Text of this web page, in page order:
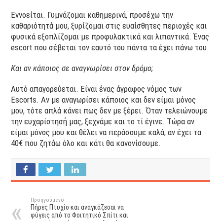
Εννοείται. Γυμνάζομαι καθημερινά, προσέχω την
καθαριότητά μου, ξυρίζομαι στις ευαίσθητες περιοχές και
φυσικά εξοπλίζομαι με προφυλακτικά και λιπαντικά. Ένας
escort που σέβεται τον εαυτό του πάντα τα έχει πάνω του.
Και αν κάποιος σε αναγνωρίσει στον δρόμο;
Αυτό απαγορεύεται. Είναι ένας άγραφος νόμος των
Escorts. Αν με αναγωρίσει κάποιος και δεν είμαι μόνος
μου, τότε απλά κάνει πως δεν με ξέρει. Όταν τελειώνουμε
την ευχαρίστησή μας, ξεχνάμε και το τί έγινε. Τώρα αν
είμαι μόνος μου και θέλει να περάσουμε καλά, αν έχει τα
40€ που ζητάω όλο και κάτι θα κανονίσουμε.
Προηγούμενο
Πήρες Πτυχίο και αναγκάζεσαι να
φύγεις από το Φοιτητικό Σπίτι και